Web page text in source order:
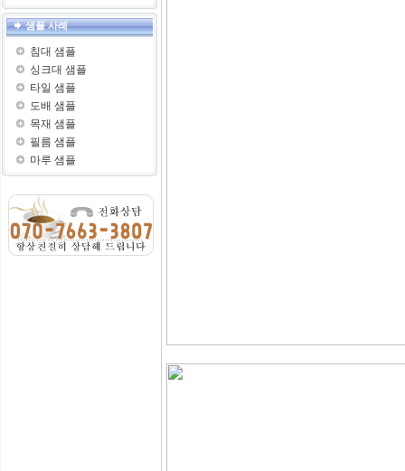
샘플 사례
침대 샘플
싱크대 샘플
타일 샘플
도배 샘플
목재 샘플
필름 샘플
마루 샘플